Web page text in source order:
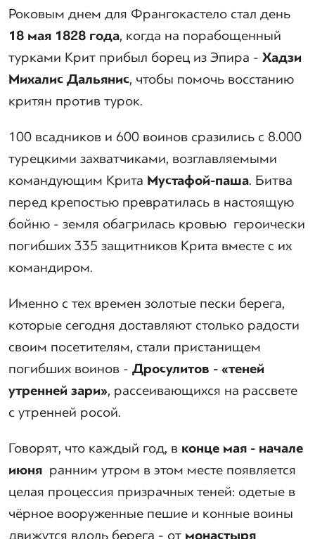
Роковым днем для Франгокастело стал день
18 мая 1828 года, когда на порабощенный
турками Крит прибыл борец из Эпира - Хадзи
Михалис Дальянис, чтобы помочь восстанию
критян против турок.
100 всадников и 600 воинов сразились с 8.000
турецкими захватчиками, возглавляемыми
командующим Крита Мустафой-паша. Битва
перед крепостью превратилась в настоящую
бойню - земля обагрилась кровью героически
погибших 335 защитников Крита вместе с их
командиром.
Именно с тех времен золотые пески берега,
которые сегодня доставляют столько радости
своим посетителям, стали пристанищем
погибших воинов - Дросулитов - «теней
утренней зари», рассеивающихся на рассвете
с утренней росой.
Говорят, что каждый год, в конце мая - начале
июня ранним утром в этом месте появляется
целая процессия призрачных теней: одетые в
чёрное вооруженные пешие и конные воины